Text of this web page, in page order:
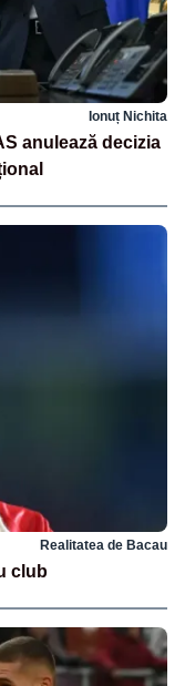
Ionuț Nichita
anulează decizia
Realitatea de Bacau
club